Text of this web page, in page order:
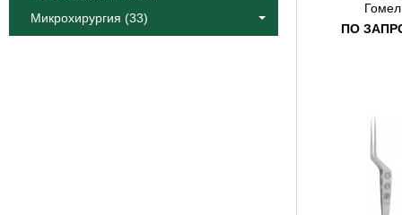
Микрохирургия (33)
Гомел
ПО